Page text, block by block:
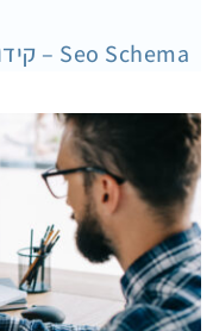
Seo Schema – קידום אתר בעזרת סכמות